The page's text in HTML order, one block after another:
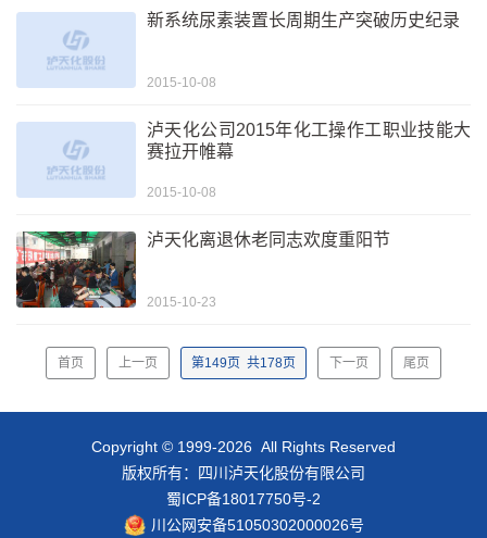
新系统尿素装置长周期生产突破历史纪录
2015-10-08
泸天化公司2015年化工操作工职业技能大
赛拉开帷幕
2015-10-08
泸天化离退休老同志欢度重阳节
2015-10-23
首页 上一页 第149 页 共178页 下一页 尾页
Copyright © 1999-2026 All Rights Reserved
版权所有：四川泸天化股份有限公司
蜀ICP备18017750号-2
川公网安备51050302000026号